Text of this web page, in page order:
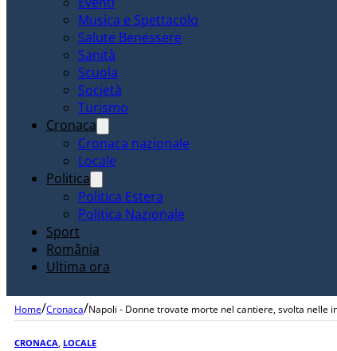
Musica e Spettacolo
Salute Benessere
Sanità
Scuola
Società
Turismo
Cronaca
Cronaca nazionale
Locale
Politica
Politica Estera
Politica Nazionale
Sport
România
Ultima ora
Home/Cronaca/Napoli - Donne trovate morte nel cantiere, svolta nelle
CRONACA LOCALE